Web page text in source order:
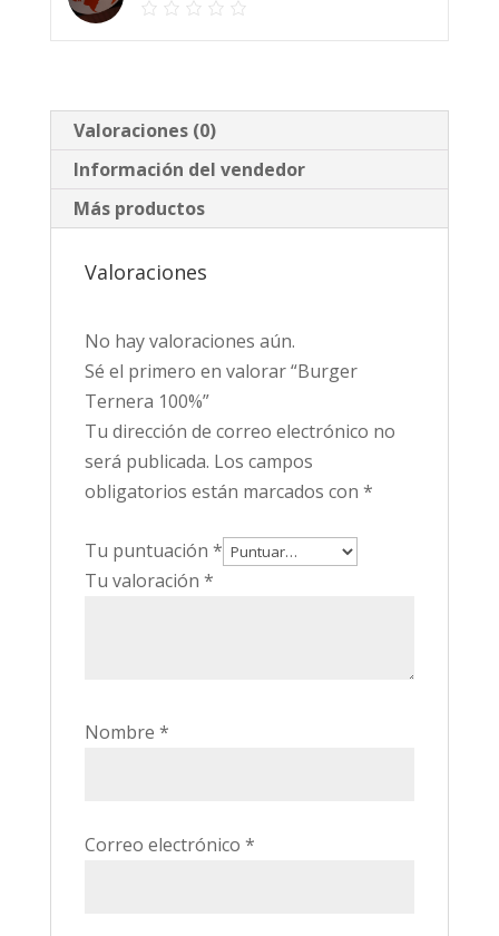
Valoraciones (0)
Información del vendedor
Más productos
Valoraciones
No hay valoraciones aún.
Sé el primero en valorar “Burger
Ternera 100%”
Tu dirección de correo electrónico no
será publicada. Los campos
obligatorios están marcados con *
Tu puntuación *
Tu valoración *
Nombre *
Correo electrónico *